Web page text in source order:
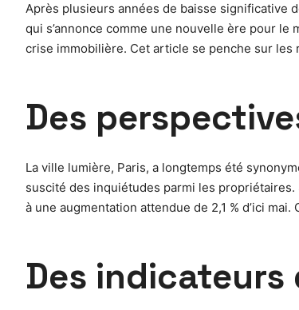
Après plusieurs années de baisse significative
qui s’annonce comme une nouvelle ère pour le
crise immobilière. Cet article se penche sur
Des
La ville lumière, Paris, a longtemps été
suscité des inquiétudes parmi les
à une augmentation attendue de 2,1 % d’ici
Des